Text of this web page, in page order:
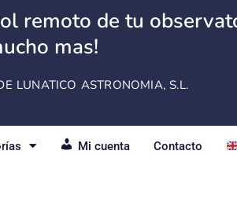
remoto de tu
mas!
LUNATICO ASTRONOMIA, S.L.
Mi cuenta Contacto